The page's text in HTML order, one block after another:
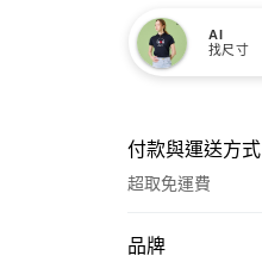
AI
找尺寸
付款與運送方式
超取免運費
付款方式
品牌